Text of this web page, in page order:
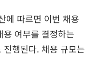
에 따르면 이번 채용
여부를 결정하는
진행된다. 채용 규모는